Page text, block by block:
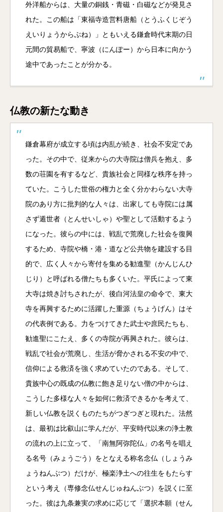
外洋船からは、大量の銅銭・青磁・白磁などが発見さ
れた。この船は「東福寺造営料唐船（とうふくじぞう
えいりょうからぶね）」ともいえる鎌倉時代末期の日
元間の貿易船で、寧波（にんぽー）から日本に向かう
途中であったことが分かる。
仏教の新たな動き
鎌倉幕府が成立する頃は内乱が続き、社会不安定であ
った。その中で、従来からの大寺院は僧兵を抱え、多
数の荘園を有するなど、貴族社会と同様な秩序を持っ
ていた。こうした世俗の権力と全く分かわらない大寺
院のあり方に批判的な人々は、出家しても寺院には属
さず遁世者（とんせいしゃ）や聖として活動するよう
になった。彼らの中には、戦乱で荒廃した社会を復興
するため、寺院や橋・港・道など公共物を建設する目
的で、広く人々から寄付を集める勧進聖（かんじんひ
じり）と呼ばれる僧たちも多くいた。平氏によって東
大寺は焼き討ちされたが、後白河法皇の命令で、東大
寺を再興するために活躍した重源（ちょうげん）はそ
の代表例である。力をつけてきた武士や庶民たちも、
勧進聖にこたえ、多くの寺院が再興された。彼らは、
戦乱で社会が荒廃し、生活が脅かされる不安の中で、
信仰による救済を強く求めていたのである。そして、
貴族中心の既成の仏教に飽き足りない僧の中からは、
こうした多様な人々を如何に救済できるかを考えて、
新しい仏教を説くものたちがつぎつぎと現れた。法然
は、最初は比叡山に学んだが、平安時代以来の浄土教
の流れの上に立って、「南無阿弥陀仏」の名号を唱え
る名号（みょうごう）をとなえる称名念仏（しょうみ
ょうねんぶつ）だけが、極楽浄土への往生をもたらす
という考え（専修念仏せんじゅねんぶつ）を説くに至
った。彼は九条兼実の求めに応じて「選択本願（せん